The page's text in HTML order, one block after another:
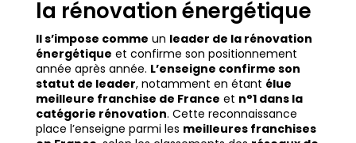
la rénovation énergétique
Il s’impose comme un leader de la rénovation
énergétique et confirme son positionnement
année après année. L’enseigne confirme son
statut de leader, notamment en étant élue
meilleure franchise de France et n°1 dans la
catégorie rénovation. Cette reconnaissance
place l’enseigne parmi les meilleures franchises